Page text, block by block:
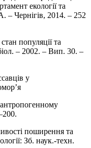
екології та
– Чернігів, 2014. – 252
популяції та
– 2002. – Вип. 30. –
у
поширення та
Зб. наук.-техн.